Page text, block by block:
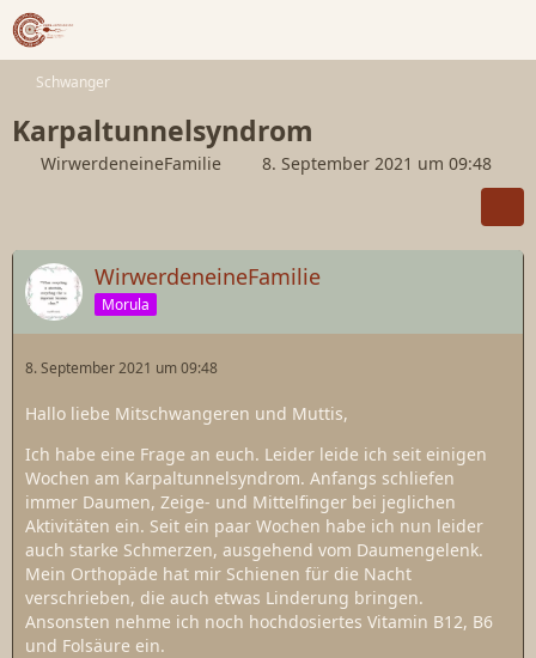
Schwanger
Karpaltunnelsyndrom
WirwerdeneineFamilie 8. September 2021 um 09:48
WirwerdeneineFamilie
Morula
8. September 2021 um 09:48
Hallo liebe Mitschwangeren und Muttis,
Ich habe eine Frage an euch. Leider leide ich seit einigen
Wochen am Karpaltunnelsyndrom. Anfangs schliefen
immer Daumen, Zeige- und Mittelfinger bei jeglichen
Aktivitäten ein. Seit ein paar Wochen habe ich nun leider
auch starke Schmerzen, ausgehend vom Daumengelenk.
Mein Orthopäde hat mir Schienen für die Nacht
verschrieben, die auch etwas Linderung bringen.
Ansonsten nehme ich noch hochdosiertes Vitamin B12, B6
und Folsäure ein.